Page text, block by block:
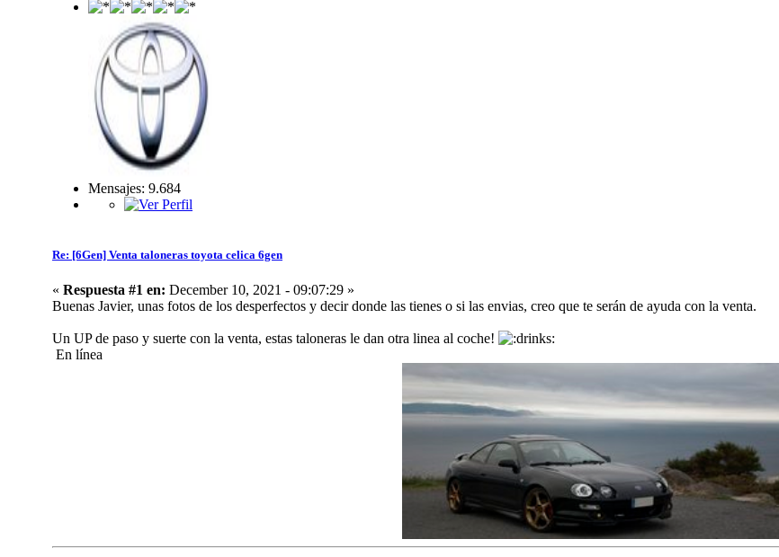
Mensajes: 9.684
Re: [6Gen] Venta taloneras toyota celica 6gen
« Respuesta #1 en: December 10, 2021 - 09:07:29 »
Buenas Javier, unas fotos de los desperfectos y decir donde las tienes o si las envias, creo que te serán de ayuda con la venta.
Un UP de paso y suerte con la venta, estas taloneras le dan otra linea al coche!
En línea